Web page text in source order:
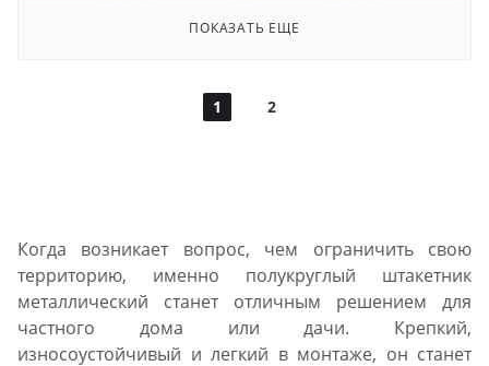
ПОКАЗАТЬ ЕЩЕ
1 2
Когда возникает вопрос, чем ограничить свою
территорию, именно полукруглый штакетник
металлический станет отличным решением для
частного дома или дачи. Крепкий,
износоустойчивый и легкий в монтаже, он станет